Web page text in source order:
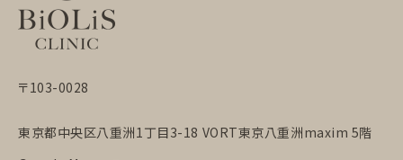
〒103-0028
東京都中央区八重洲1丁目3-18 VORT東京八重洲maxim 5階